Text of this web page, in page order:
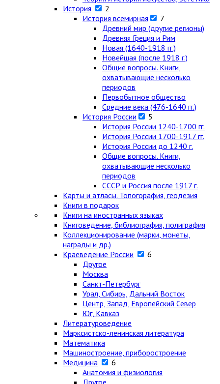
История
2
История всемирная
7
Древний мир (другие регионы)
Древняя Греция и Рим
Новая (1640-1918 гг.)
Новейшая (после 1918 г.)
Общие вопросы. Книги,
охватывающие несколько
периодов
Первобытное общество
Средние века (476-1640 гг.)
История России
5
История России 1240-1700 гг.
История России 1700-1917 гг.
История России до 1240 г.
Общие вопросы. Книги,
охватывающие несколько
периодов
СССР и Россия после 1917 г.
Карты и атласы. Топогорафия, геодезия
Книги в подарок
Книги на иностранных языках
Книговедение, библиография, полиграфия
Коллекционирование (марки, монеты,
награды и др.)
Краеведение России
6
Другое
Москва
Санкт-Петербург
Урал, Сибирь, Дальний Восток
Центр, Запад, Европейский Север
Юг, Кавказ
Литературоведение
Марксистско-ленинская литература
Математика
Машиностроение, приборостроение
Медицина
6
Анатомия и физиология
Другое